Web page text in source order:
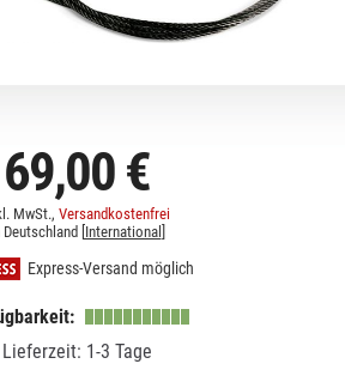
69,00 €
MwSt., Versandkostenfrei
Deutschland [International]
Express-Versand möglich
Lieferzeit: 1-3 Tage